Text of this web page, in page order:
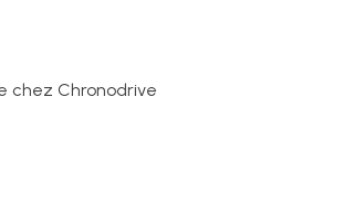
chez Chronodrive